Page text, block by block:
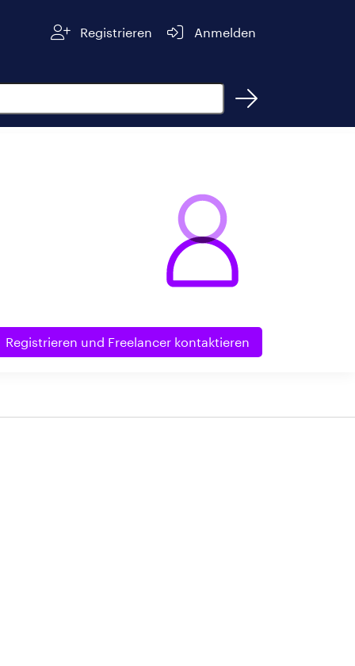
Registrieren Anmelden
Registrieren und Freelancer kontaktieren